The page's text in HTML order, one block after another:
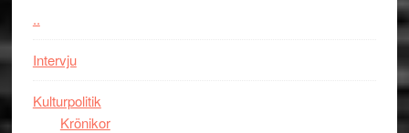
..
Intervju
Kulturpolitik
Krönikor